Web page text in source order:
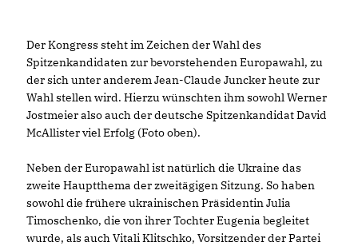
Der Kongress steht im Zeichen der Wahl des
Spitzenkandidaten zur bevorstehenden Europawahl, zu
der sich unter anderem Jean-Claude Juncker heute zur
Wahl stellen wird. Hierzu wünschten ihm sowohl Werner
Jostmeier also auch der deutsche Spitzenkandidat David
McAllister viel Erfolg (Foto oben).
Neben der Europawahl ist natürlich die Ukraine das
zweite Hauptthema der zweitägigen Sitzung. So haben
sowohl die frühere ukrainischen Präsidentin Julia
Timoschenko, die von ihrer Tochter Eugenia begleitet
wurde, als auch Vitali Klitschko, Vorsitzender der Partei